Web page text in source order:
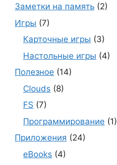
Заметки на память (2)
Игры (7)
Карточные игры (3)
Настольные игры (4)
Полезное (14)
Clouds (8)
FS (7)
Программирование (1)
Приложения (24)
eBooks (4)